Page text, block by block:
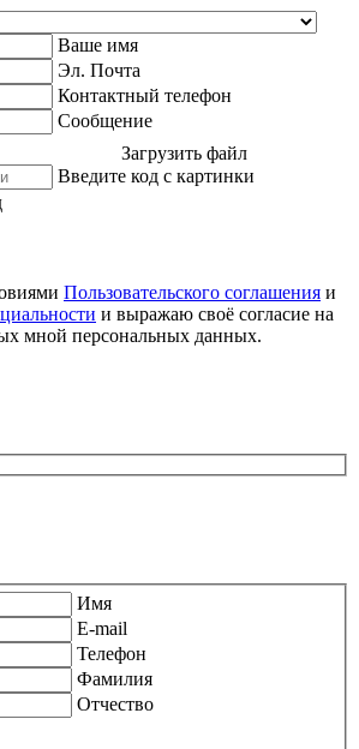
Ваше имя
Эл. Почта
Контактный телефон
Сообщение
Загрузить файл
Введите код с картинки
Пользовательского соглашения и
и выражаю своё согласие на
мной персональных данных.
Имя
E-mail
Телефон
Фамилия
Отчество